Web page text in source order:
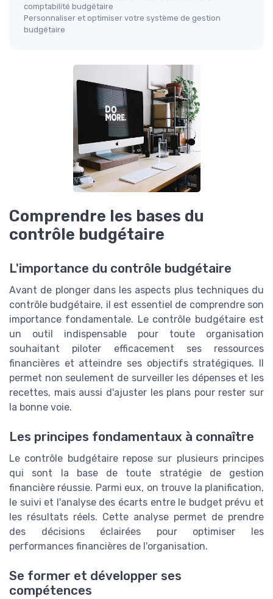
comptabilité budgétaire
Personnaliser et optimiser votre système de gestion
budgétaire
Comprendre les bases du
contrôle budgétaire
L'importance du contrôle budgétaire
Avant de plonger dans les aspects plus techniques du
contrôle budgétaire, il est essentiel de comprendre son
importance fondamentale. Le contrôle budgétaire est
un outil indispensable pour toute organisation
souhaitant piloter efficacement ses ressources
financières et atteindre ses objectifs stratégiques. Il
permet non seulement de surveiller les dépenses et les
recettes, mais aussi d'ajuster les plans pour rester sur
la bonne voie.
Les principes fondamentaux à connaître
Le contrôle budgétaire repose sur plusieurs principes
qui sont la base de toute stratégie de gestion
financière réussie. Parmi eux, on trouve la planification,
le suivi et l'analyse des écarts entre le budget prévu et
les résultats réels. Cette analyse permet de prendre
des décisions éclairées pour optimiser les
performances financières de l'organisation.
Se former et développer ses
compétences